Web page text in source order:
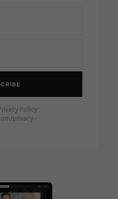
Policy:
privacy-